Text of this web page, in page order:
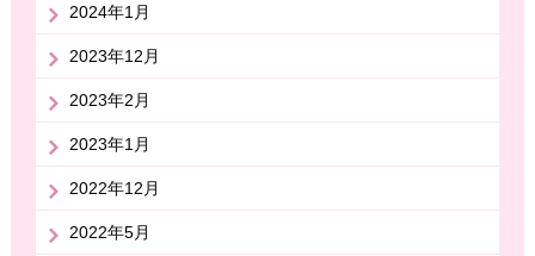
2024年1月
2023年12月
2023年2月
2023年1月
2022年12月
2022年5月